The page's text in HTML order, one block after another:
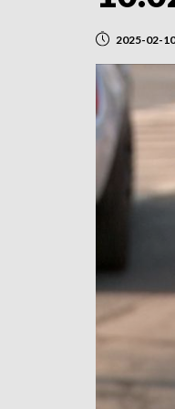
2025-02-10